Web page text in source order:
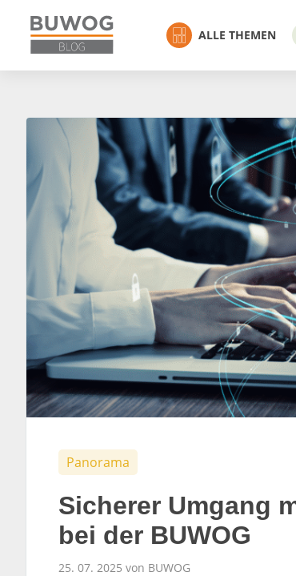
ALLE THEMEN
Panorama
Sicherer Umgang
bei der BUWOG
25. 07. 2025 von BUWOG